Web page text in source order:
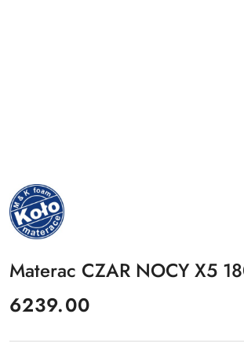
NAZWA
PRODUCENTA:
MKFOAM
Materac CZAR NOCY X5
cena:
6239.00